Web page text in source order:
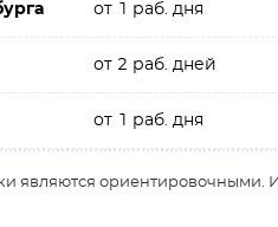
от 1 раб. дня
от 2 раб. дней
от 1 раб. дня
являются ориентировочными.